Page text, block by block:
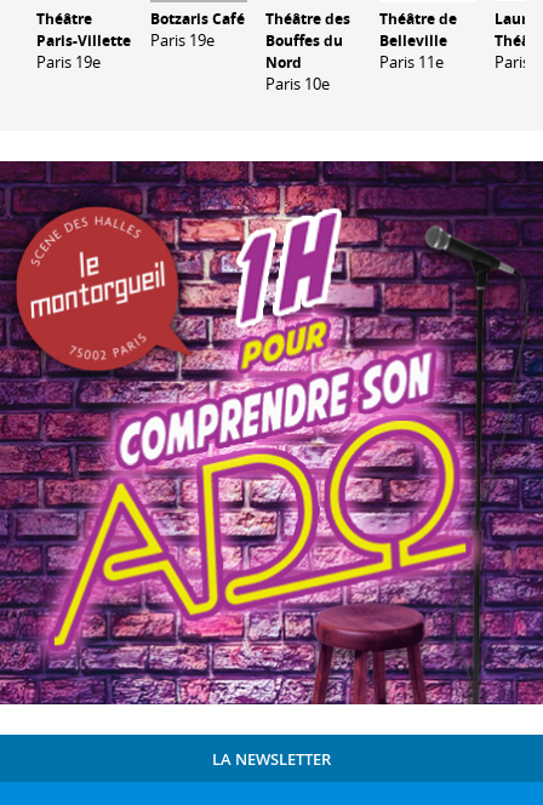
Théâtre
Paris-Villette
Paris 19e
Botzaris Café
Paris 19e
Théâtre des
Bouffes du
Nord
Paris 10e
Théâtre de
Belleville
Paris 11e Paris
LA NEWSLETTER